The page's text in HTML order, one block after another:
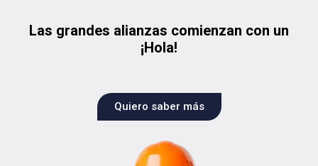
Las grandes alianzas comienzan con un
¡Hola!
Quiero saber más